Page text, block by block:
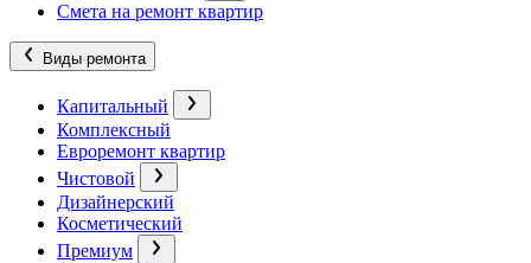
Смета на ремонт квартир
Виды ремонта
Капитальный
Комплексный
Евроремонт квартир
Чистовой
Дизайнерский
Косметический
Премиум